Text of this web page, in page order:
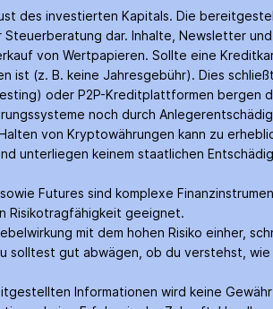
des investierten Kapitals. Die
dar. Inhalte, Newsletter
von Wertpapieren. Sollte eine
ist (z. B. keine Jahres­gebühr). Dies
oder P2P-Kredit­plattformen bergen
noch durch
von Krypto­währungen kann zu
unterliegen keinem staatlichen
Futures sind komplexe
Risiko­tragfähigkeit geeignet.
mit dem hohen Risiko einher,
solltest gut abwägen, ob du verstehst, wie
Informationen wird keine